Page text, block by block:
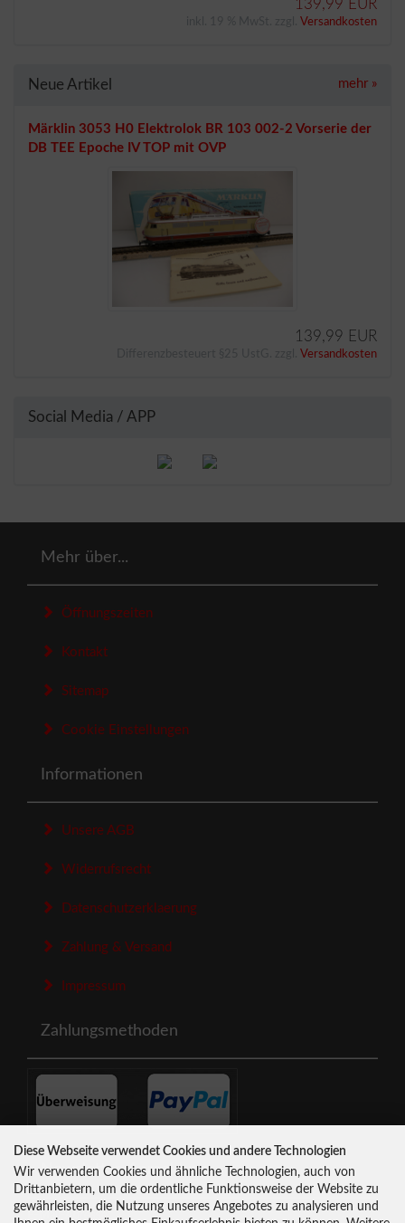
139,99 EUR
Versandkosten
Neue Artikel mehr »
Märklin 3053 H0 Elektrolok BR 103 002-2 Vorserie der
DB TEE Epoche IV TOP mit OVP
139,99 EUR
Versandkosten
Social Media / APP
Mehr über...
Öffnungszeiten
Kontakt
Sitemap
Cookie Einstellungen
Informationen
Unsere AGB
Widerrufsrecht
Datenschutzerklaerung
Zahlung & Versand
Impressum
Zahlungsmethoden
Newsletter-Anmeldung
E-Mail-Adresse:
Diese Webseite verwendet Cookies und andere Technologien
Wir verwenden Cookies und ähnliche Technologien, auch von
Drittanbietern, um die ordentliche Funktionsweise der Website zu
gewährleisten, die Nutzung unseres Angebotes zu analysieren und